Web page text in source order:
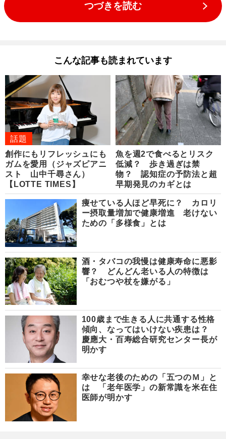
つづきを読む
こんな記事も読まれています
話題
創作にもリフレッシュにも
ガムを愛用（ジャズピアニ
スト 山中千尋さん）
【LOTTE TIMES】
魚を週2で食べるとリスク
低減？ 歩き過ぎは禁
物？ 認知症の予防法と超
早期発見のカギとは
痩せている人ほど早死に？ カロリ
ー摂取量増加で健康増進 老けない
ための「多様食」とは
酒・タバコの我慢は健康寿命に悪影
響？ どんどん老いる人の特徴は
「おむつや杖を嫌がる」
100歳まで生きる人に共通する性格
傾向、なってはいけない疾患は？
慶應大・百寿総合研究センター長が
明かす
幸せな老後のための「五つのＭ」と
は 「老年医学」の新常識を米在住
医師が明かす